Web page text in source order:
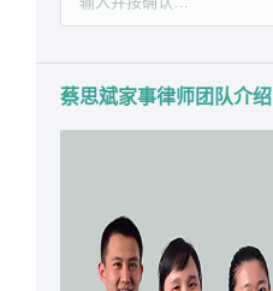
蔡思斌家事律师团队介绍